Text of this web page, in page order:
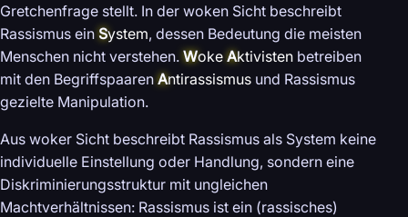
Gretchenfrage stellt. In der woken Sicht beschreibt
Rassismus ein System, dessen Bedeutung die meisten
Menschen nicht verstehen. Woke Aktivisten betreiben
mit den Begriffspaaren Antirassismus und Rassismus
gezielte Manipulation.
Aus woker Sicht beschreibt Rassismus als System keine
individuelle Einstellung oder Handlung, sondern eine
Diskriminierungsstruktur mit ungleichen
Machtverhältnissen: Rassismus ist ein (rassisches)